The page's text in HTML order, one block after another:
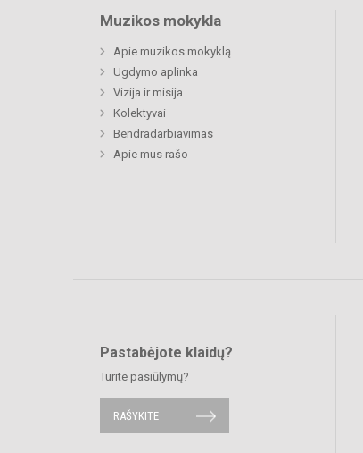
Muzikos mokykla
Apie muzikos mokyklą
Ugdymo aplinka
Vizija ir misija
Kolektyvai
Bendradarbiavimas
Apie mus rašo
Pastabėjote klaidų?
Turite pasiūlymų?
RAŠYKITE